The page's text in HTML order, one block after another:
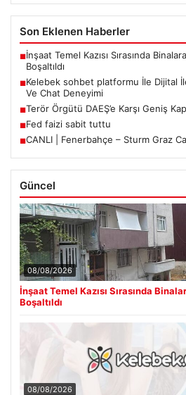
Son Eklenen Haberler
■İnşaat Temel Kazısı Sırasında
Boşaltıldı
■Kelebek sohbet platformu İle Dijital
Ve Chat Deneyimi
■Terör Örgütü DAEŞ’e Karşı Geniş
■Fed faizi sabit tuttu
■CANLI | Fenerbahçe – Sturm Graz
Güncel
08/08/2026
İnşaat Temel Kazısı Sırasında
Boşaltıldı
08/08/2026